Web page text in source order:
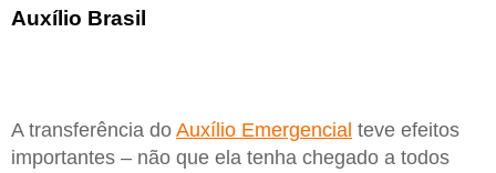
Auxílio Brasil
A transferência do Auxílio Emergencial teve efeitos
importantes – não que ela tenha chegado a todos